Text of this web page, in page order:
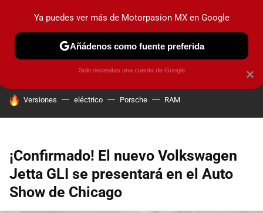
PRUEBAS INDUSTRIA HOY NO CIRCULA
HOY SE HABLA DE
Versiones eléctrico Porsche RAM
¡Confirmado! El nuevo Volkswagen
Jetta GLI se presentará en el Auto
Show de Chicago
×
Ya puedes ver más de Motorpasion MX en Google
Añádenos como fuente preferida
Solo necesitas una cuenta de Google